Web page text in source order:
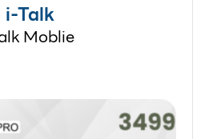
i-Talk
Moblie